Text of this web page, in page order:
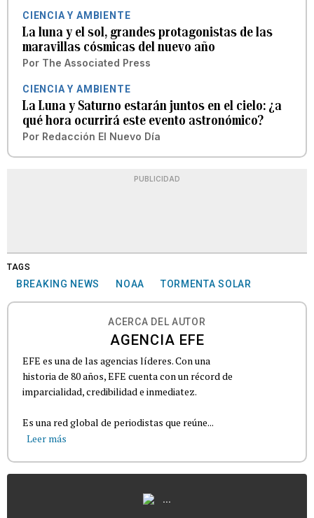
CIENCIA Y AMBIENTE
La luna y el sol, grandes protagonistas de las
maravillas cósmicas del nuevo año
Por The Associated Press
CIENCIA Y AMBIENTE
La Luna y Saturno estarán juntos en el cielo: ¿a
qué hora ocurrirá este evento astronómico?
Por Redacción El Nuevo Día
PUBLICIDAD
TAGS
BREAKING NEWS NOAA TORMENTA SOLAR
ACERCA DEL AUTOR
AGENCIA EFE
EFE es una de las agencias líderes. Con una
historia de 80 años, EFE cuenta con un récord de
imparcialidad, credibilidad e inmediatez.
Es una red global de periodistas que reúne...
Leer más
...